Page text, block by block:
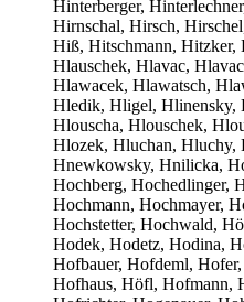
Hinterberger,
Hirnschal, Hirsch,
Hiß, Hitschmann,
Hlauschek, Hlavac,
Hlawacek, Hlawatsch,
Hledik, Hligel, Hlinensky,
Hlouscha, Hlouschek,
Hlozek, Hluchan, Hluchy,
Hnewkowsky, Hnilicka,
Hochberg, Hochedlinger,
Hochmann, Hochmayer,
Hochstetter, Hochwald,
Hodek, Hodetz, Hodina,
Hofbauer, Hofdeml,
Hofhaus, Höfl, Hofmann,